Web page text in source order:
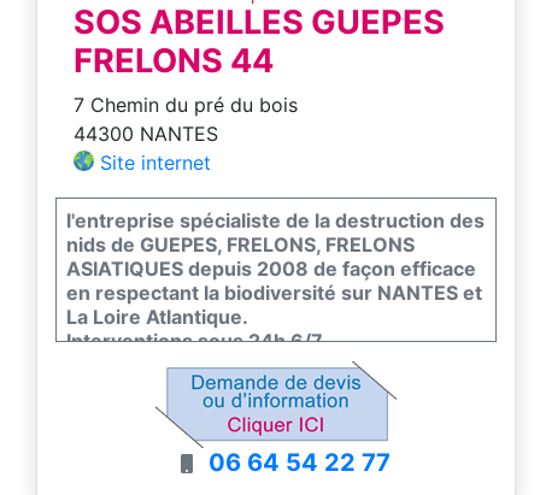
SOS ABEILLES GUEPES
FRELONS 44
7 Chemin du pré du bois
44300 NANTES
Site internet
l'entreprise spécialiste de la destruction des
nids de GUEPES, FRELONS, FRELONS
ASIATIQUES depuis 2008 de façon efficace
en respectant la biodiversité sur NANTES et
La Loire Atlantique.
Interventions sous 24h 6/7
Pour plus d'informations, veuillez prendre
contact pour une désinsectisation ou
désinfection.
06 64 54 22 77